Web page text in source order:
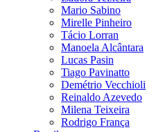
Mario Sabino
Mirelle Pinheiro
Tácio Lorran
Manoela Alcântara
Lucas Pasin
Tiago Pavinatto
Demétrio Vecchioli
Reinaldo Azevedo
Milena Teixeira
Rodrigo França